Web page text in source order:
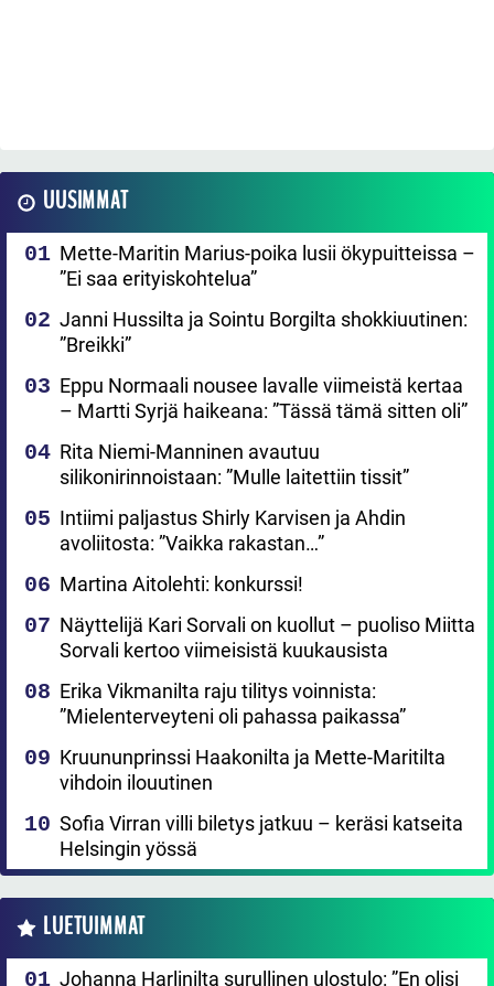
UUSIMMAT
Mette-Maritin Marius-poika lusii ökypuitteissa –
”Ei saa erityiskohtelua”
Janni Hussilta ja Sointu Borgilta shokkiuutinen:
”Breikki”
Eppu Normaali nousee lavalle viimeistä kertaa
– Martti Syrjä haikeana: ”Tässä tämä sitten oli”
Rita Niemi-Manninen avautuu
silikonirinnoistaan: ”Mulle laitettiin tissit”
Intiimi paljastus Shirly Karvisen ja Ahdin
avoliitosta: ”Vaikka rakastan…”
Martina Aitolehti: konkurssi!
Näyttelijä Kari Sorvali on kuollut – puoliso Miitta
Sorvali kertoo viimeisistä kuukausista
Erika Vikmanilta raju tilitys voinnista:
”Mielenterveyteni oli pahassa paikassa”
Kruununprinssi Haakonilta ja Mette-Maritilta
vihdoin ilouutinen
Sofia Virran villi biletys jatkuu – keräsi katseita
Helsingin yössä
LUETUIMMAT
Johanna Harlinilta surullinen ulostulo: ”En olisi